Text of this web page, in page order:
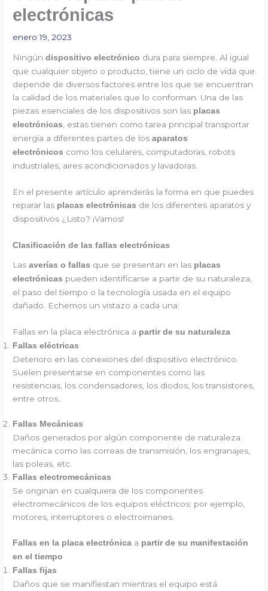
electrónicas
enero 19, 2023
Ningún dispositivo electrónico dura para siempre. Al igual
que cualquier objeto o producto, tiene un ciclo de vida que
depende de diversos factores entre los que se encuentran
la calidad de los materiales que lo conforman. Una de las
piezas esenciales de los dispositivos son las placas
electrónicas, estas tienen como tarea principal transportar
energía a diferentes partes de losaparatos
electrónicos como los celulares, computadoras, robots
industriales, aires acondicionados y lavadoras.
En el presente artículo aprenderás la forma en que puedes
reparar las placas electrónicas de los diferentes aparatos y
dispositivos ¿Listo? ¡Vamos!
Clasificación de las fallas electrónicas
Lasaverías o fallas que se presentan en las placas
electrónicas pueden identificarse a partir de su naturaleza,
el paso del tiempo o la tecnología usada en el equipo
dañado. Echemos un vistazo a cada una:
Fallas en la placa electrónica a partir de su naturaleza
Fallas eléctricas
Deterioro en las conexiones del dispositivo electrónico.
Suelen presentarse en componentes como las
resistencias, los condensadores, los diodos, los transistores,
entre otros..
Fallas Mecánicas
Daños generados por algún componente de naturaleza
mecánica como las correas de transmisión, los engranajes,
las poleas, etc.
Fallas electromecánicas
Se originan en cualquiera de los componentes
electromecánicos de los equipos eléctricos; por ejemplo,
motores, interruptores o electroimanes.
Fallas en la placa electrónica a partir de su manifestación
en el tiempo
Fallas fijas
Daños que se manifiestan mientras el equipo está